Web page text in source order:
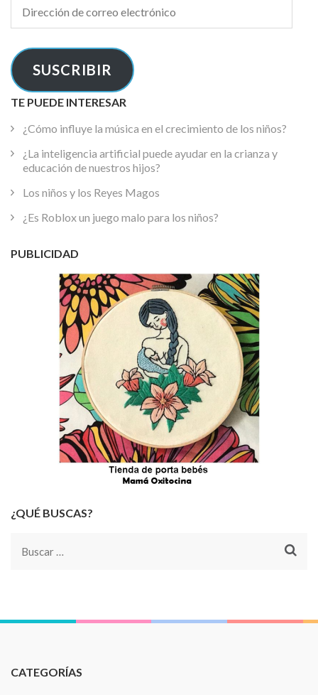
de
electrónico
SUSCRIBIR
TE PUEDE INTERESAR
¿Cómo influye la música en el crecimiento de los niños?
¿La inteligencia artificial puede ayudar en la crianza y
educación de nuestros hijos?
Los niños y los Reyes Magos
¿Es Roblox un juego malo para los niños?
PUBLICIDAD
¿QUÉ BUSCAS?
Buscar:
CATEGORÍAS